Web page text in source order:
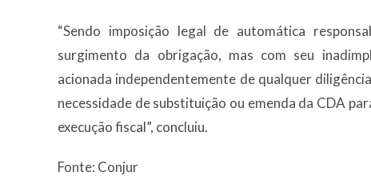
“Sendo imposição legal de automática
surgimento da obrigação, mas com seu
acionada independentemente de qualquer
necessidade de substituição ou emenda da CDA
execução fiscal”, concluiu.
Fonte: Conjur